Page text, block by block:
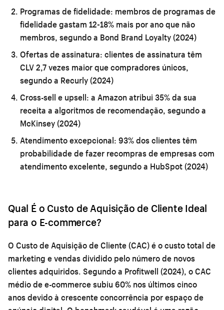
Programas de fidelidade: membros de programas de
fidelidade gastam 12-18% mais por ano que não
membros, segundo a Bond Brand Loyalty (2024)
Ofertas de assinatura: clientes de assinatura têm
CLV 2,7 vezes maior que compradores únicos,
segundo a Recurly (2024)
Cross-sell e upsell: a Amazon atribui 35% da sua
receita a algoritmos de recomendação, segundo a
McKinsey (2024)
Atendimento excepcional: 93% dos clientes têm
probabilidade de fazer recompras de empresas com
atendimento excelente, segundo a HubSpot (2024)
Qual É o Custo de Aquisição de Cliente Ideal
para o E-commerce?
O Custo de Aquisição de Cliente (CAC) é o custo total de
marketing e vendas dividido pelo número de novos
clientes adquiridos. Segundo a Profitwell (2024), o CAC
médio de e-commerce subiu 60% nos últimos cinco
anos devido à crescente concorrência por espaço de